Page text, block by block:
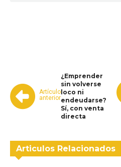
Artículo
anterior
¿Emprender
sin volverse
loco ni
endeudarse?
Sí, con venta
directa
Articulos Relacionados